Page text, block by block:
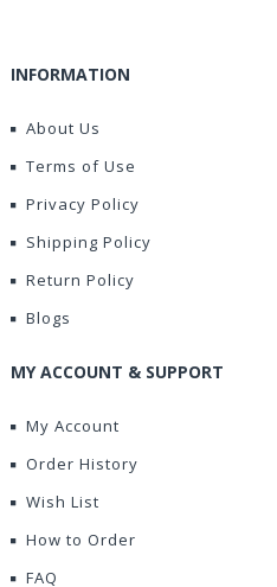
INFORMATION
About Us
Terms of Use
Privacy Policy
Shipping Policy
Return Policy
Blogs
MY ACCOUNT & SUPPORT
My Account
Order History
Wish List
How to Order
FAQ